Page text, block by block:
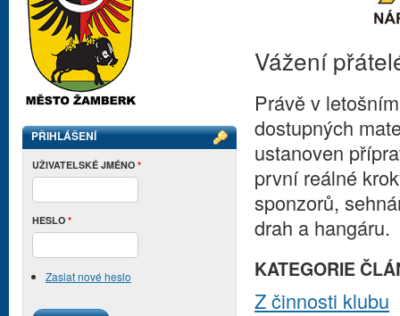
Vážení
Právě v
dostupných
ustanoven
první reálné
sponzorů,
drah a hangáru.
KATEGORIE
Z činnosti klubu
PŘIHLÁŠENÍ
UŽIVATELSKÉ JMÉNO *
HESLO *
Zaslat nové heslo